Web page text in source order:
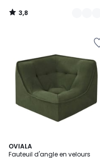
3,8
/
OVIALA
Fauteuil d'angle en velours
2